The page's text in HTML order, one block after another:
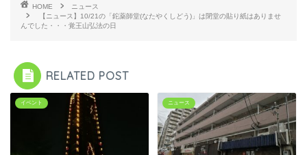
HOME
ニュース
【ニュース】10/21の「鉈薬師堂(なたやくしどう)」は閉堂の貼り紙はありませ
んでした・・・覚王山弘法の日
RELATED POST
イベント ニュース